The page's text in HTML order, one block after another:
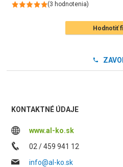
(3 hodnotenia)
Hodnotiť
KONTAKTNÉ ÚDAJE
www.al-ko.sk
02 / 459 941 12
info@al-ko.sk